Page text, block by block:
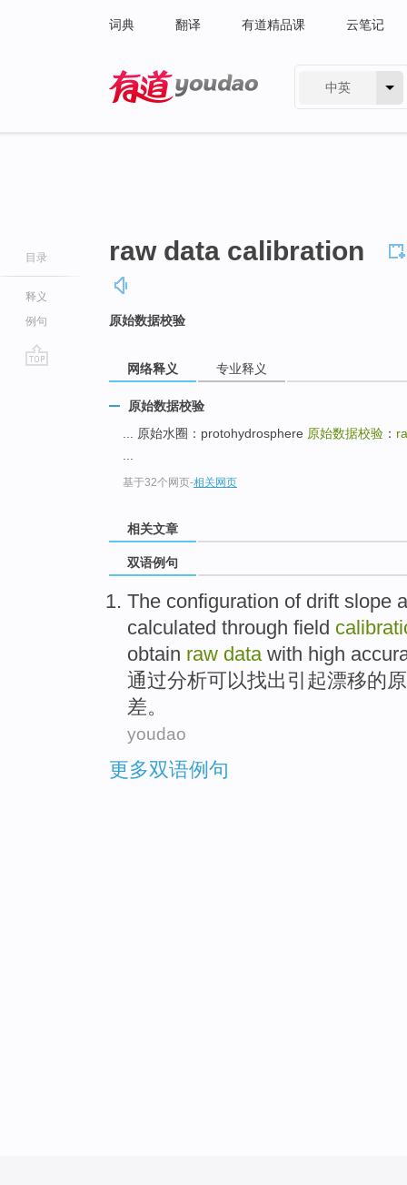
词典 翻译 有道精品课 云笔记
中英
目录
释义
例句
raw data calibration
原始数据校验
网络释义 专业释义
原始数据校验
... 原始水圈：protohydrosphere 原始数据校验 ：
基于32个网页-相关网页
相关文章
双语例句
The configuration of drift slope
calculated through field
obtain raw datawith high
通过分析可以找出 引起漂移的
差。
youdao
更多双语例句